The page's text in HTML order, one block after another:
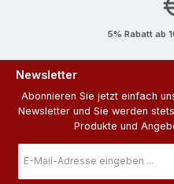
5% Rabatt ab
Newsletter
Abonnieren Sie jetzt einfach
Newsletter und Sie werden
Produkte und
Mail-